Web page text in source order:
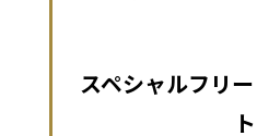
スペシャルフリ
ト